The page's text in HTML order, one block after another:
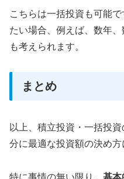
こちらは一括投資も可能
たい場合、例えば、数年
も考えられます。
まとめ
以上、積立投資・一括投
分に最適な投資額の決め方
特に事情の無い限り、 基本